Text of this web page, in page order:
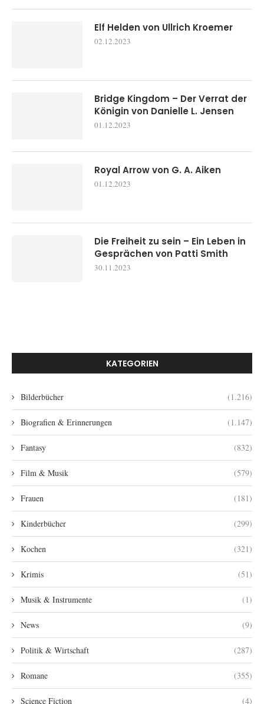
Elf Helden von Ullrich Kroemer
02.12.2023
Bridge Kingdom – Der Verrat der
Königin von Danielle L. Jensen
01.12.2023
Royal Arrow von G. A. Aiken
01.12.2023
Die Freiheit zu sein – Ein Leben in
Gesprächen von Patti Smith
30.11.2023
KATEGORIEN
Bilderbücher (1.216)
Biografien & Erinnerungen (1.147)
Fantasy (832)
Film & Musik (579)
Frauen (181)
Kinderbücher (299)
Kochen (321)
Krimis (51)
Musik & Instrumente (1)
News (9)
Politik & Wirtschaft (287)
Romane (355)
Science Fiction (4)